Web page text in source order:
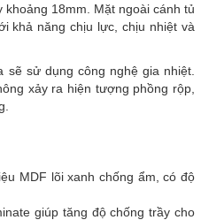
18mm. Mặt ngoài cánh tủ
khả năng chịu lực, chịu nhiệt và
sử dụng công nghệ gia nhiệt.
xảy ra hiện tượng phồng rộp,
MDF lõi xanh chống ẩm, có độ
giúp tăng độ chống trầy cho